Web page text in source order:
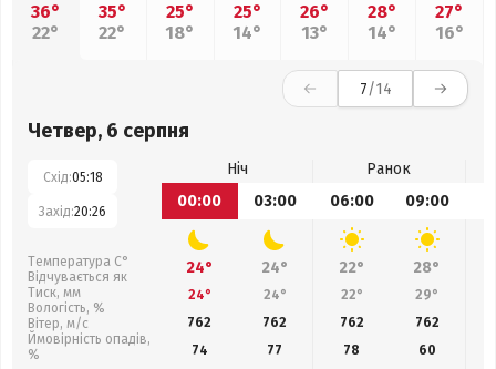
36°
22°
35°
22°
25°
18°
25°
14°
26°
13°
28°
14°
27°
16°
7/14
Четвер, 6 серпня
Схід:05:18
Захід:20:26
Температура С°
Відчувається як
Тиск, мм
Вологість, %
Вітер, м/с
Ймовірність опадів,
%
Ніч
Ранок
00:00
03:00 06:00 09:00
24° 24° 22° 28°
24° 24° 22° 29°
762
762 762 762
74
77 78 60